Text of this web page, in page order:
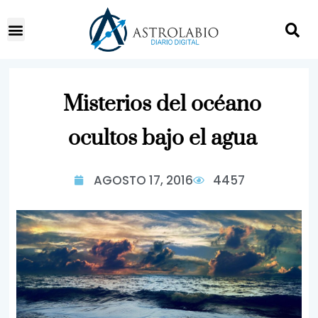
Misterios del océano
ocultos bajo el agua
AGOSTO 17, 2016 4457